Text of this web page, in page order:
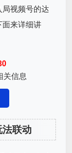
局视频号的达
面来详细讲
关信息
法联动